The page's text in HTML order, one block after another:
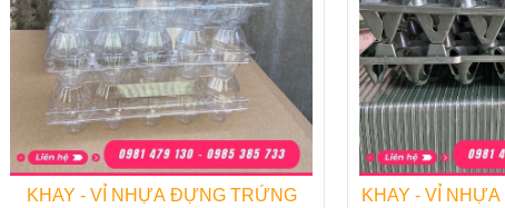
KHAY - VỈ NHỰA ĐỰNG TRỨNG
KHAY - VỈ NHỰA PP ĐỰNG TRỨNG